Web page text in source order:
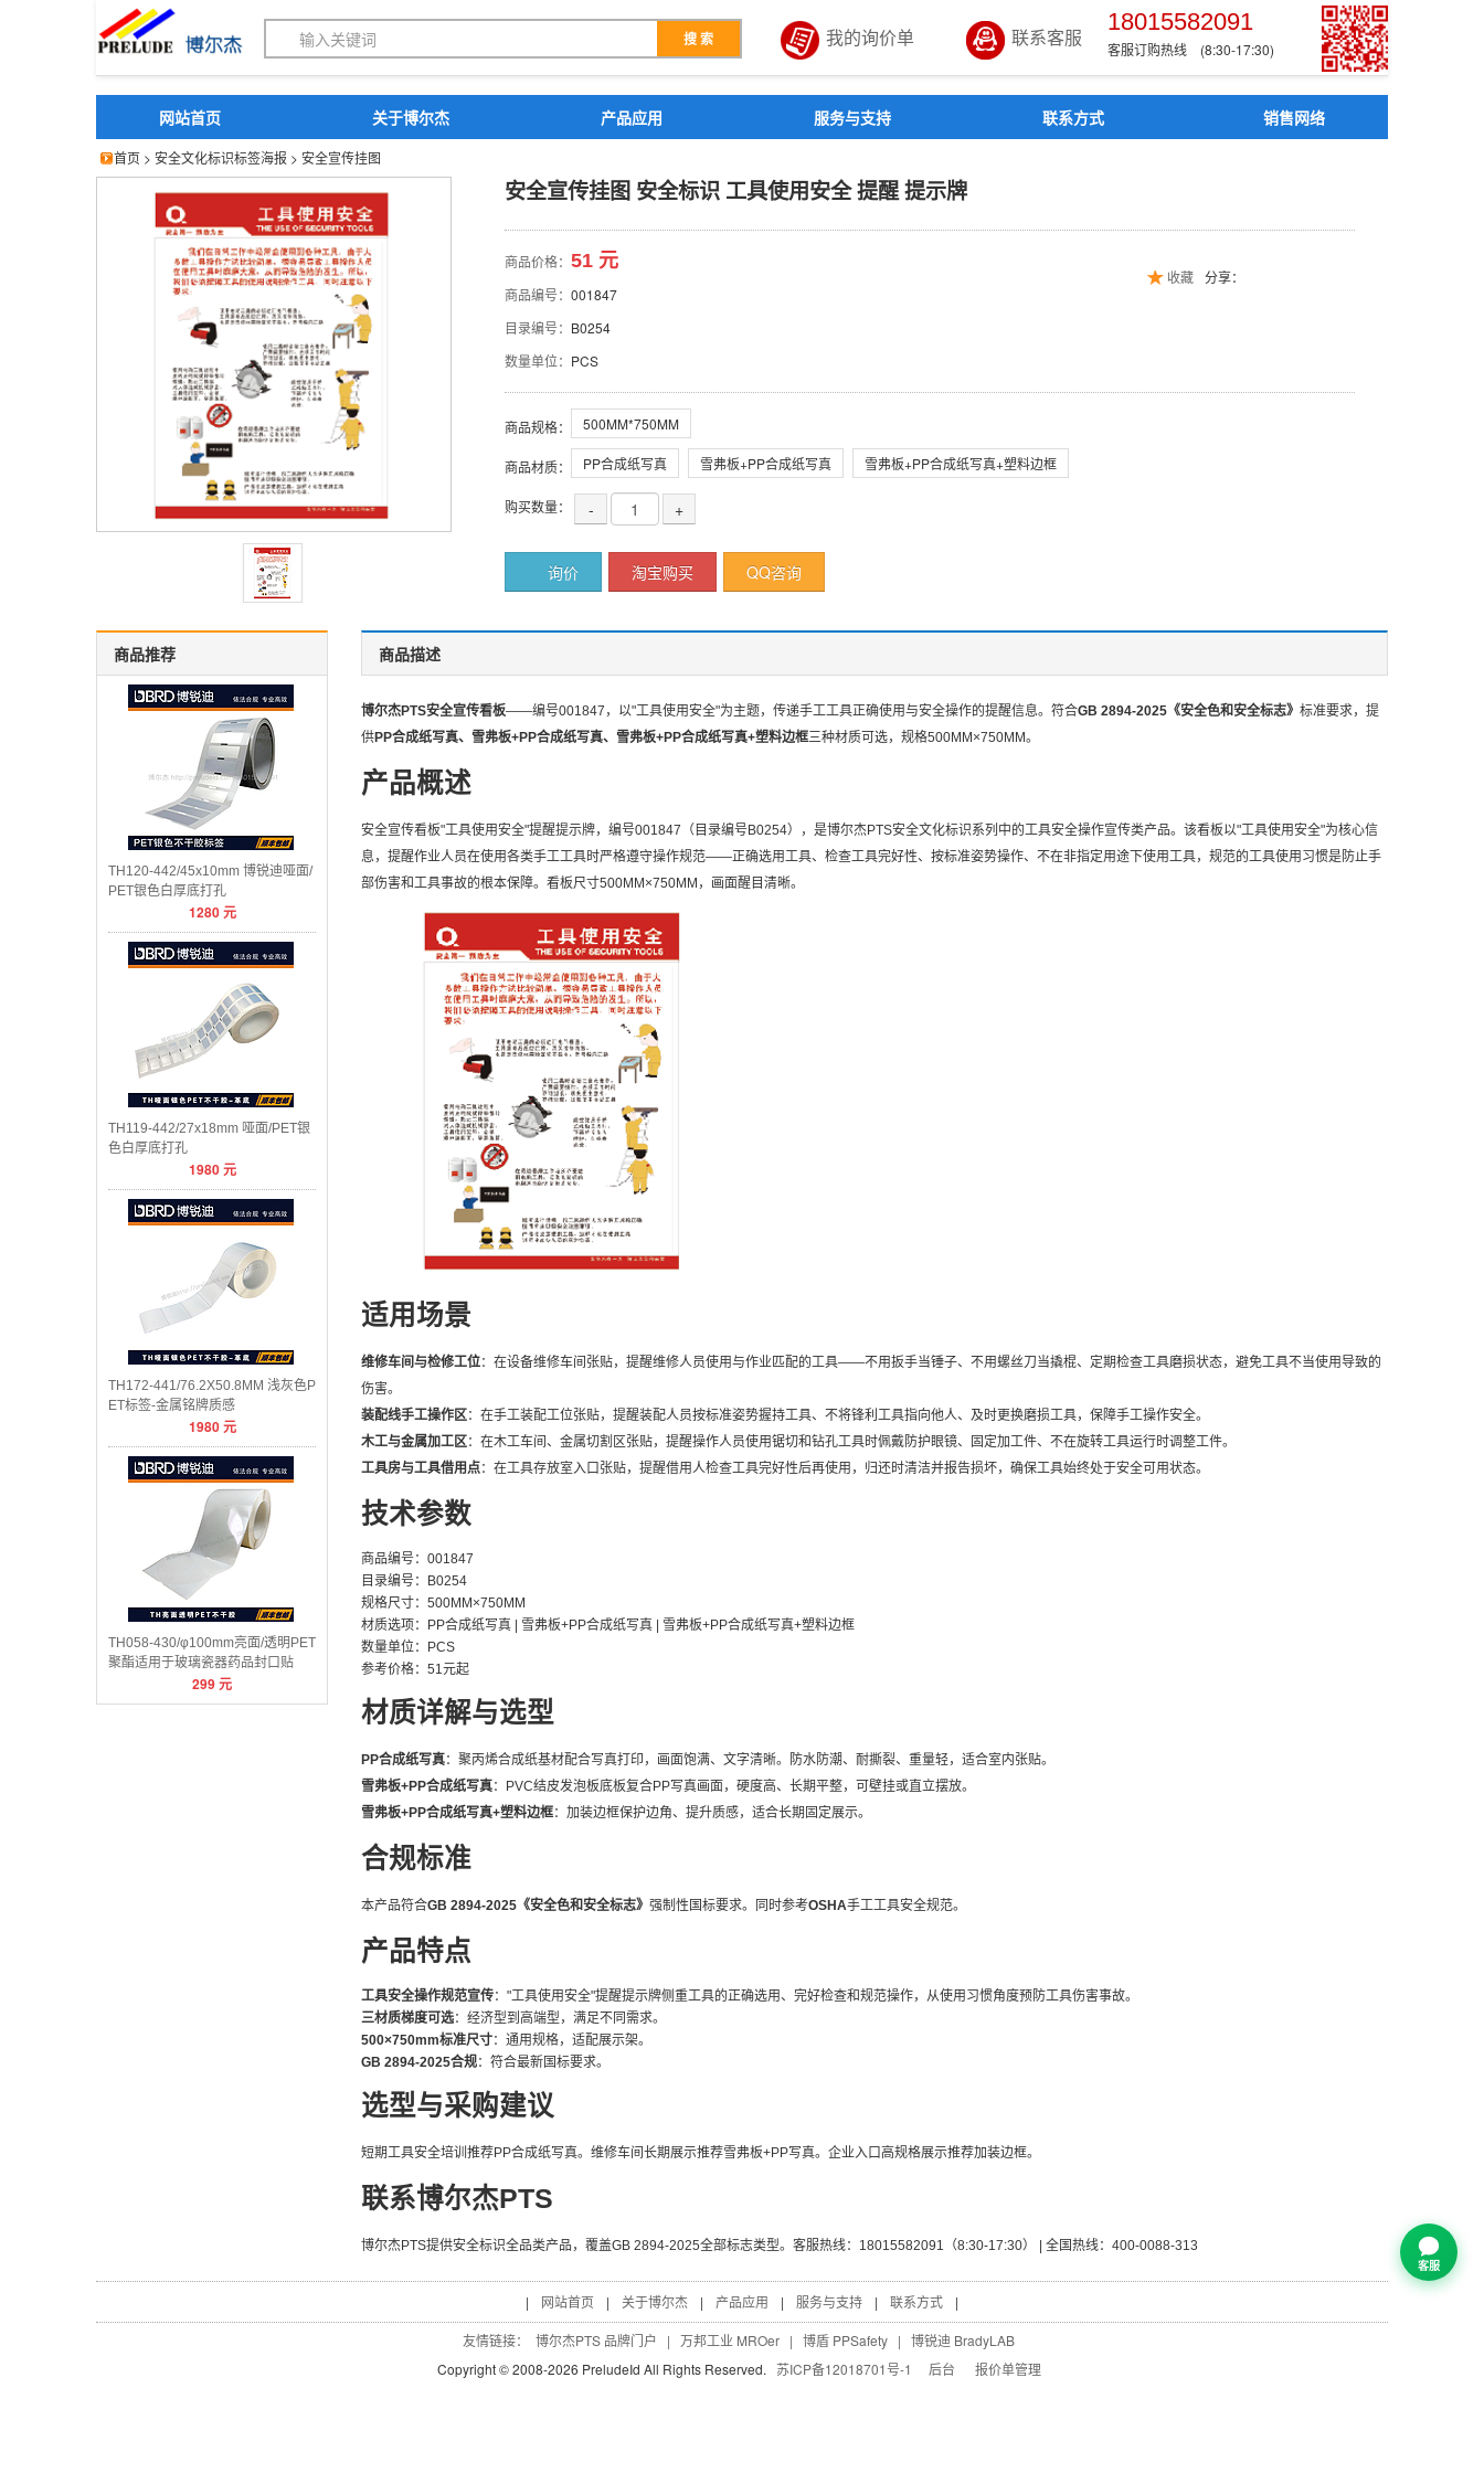
博尔杰PTS - 工业标识解决方案
搜 索 我的询价单 联系客服
18015582091
客服订购热线 (8:30-17:30)
网站首页 关于博尔杰 产品应用 服务与支持 联系方式 销售网络
首页 > 安全文化标识标签海报 > 安全宣传挂图
安全宣传挂图 安全标识 工具使用安全 提醒 提示牌
安全宣传挂图 安全标识 工具使用安全 提醒 提示牌
商品价格： 51 元
商品编号： 001847
目录编号： B0254
数量单位： PCS
商品规格： 500MM*750MM
商品材质： PP合成纸写真 雪弗板+PP合成纸写真 雪弗板+PP合成纸写真+塑料边框
购买数量： - +
询价 淘宝购买 QQ咨询
收藏 分享：
商品推荐
TH120-442/45x10mm 博锐迪哑面/
PET银色白厚底打孔
1280元
TH119-442/27x18mm 哑面/PET银
色白厚底打孔
1980元
TH172-441/76.2X50.8MM 浅灰色P
ET标签-金属铭牌质感
1980元
TH058-430/φ100mm亮面/透明PET
聚酯适用于玻璃瓷器药品封口贴
299元
商品描述
博尔杰PTS安全宣传看板——编号001847，以"工具使用安全"为主题，传递手工工具正确使用与安全操作的提醒信息。符合GB 2894-2025《安全色和安全标志》 标准要求，提
供PP合成纸写真、雪弗板+PP合成纸写真、雪弗板+PP合成纸写真+塑料边框三种材质可选，规格500MM×750MM。
产品概述
安全宣传看板"工具使用安全"提醒提示牌，编号001847（目录编号B0254），是博尔杰PTS安全文化标识系列中的工具安全操作宣传类产品。该看板以"工具使用安全"为核心信
息，提醒作业人员在使用各类手工工具时严格遵守操作规范——正确选用工具、检查工具完好性、按标准姿势操作、不在非指定用途下使用工具，规范的工具使用习惯是防止手
部伤害和工具事故的根本保障。看板尺寸500MM×750MM，画面醒目清晰。
适用场景
维修车间与检修工位：在设备维修车间张贴，提醒维修人员使用与作业匹配的工具——不用扳手当锤子、不用螺丝刀当撬棍、定期检查工具磨损状态，避免工具不当使用导致的
伤害。
装配线手工操作区：在手工装配工位张贴，提醒装配人员按标准姿势握持工具、不将锋利工具指向他人、及时更换磨损工具，保障手工操作安全。
木工与金属加工区：在木工车间、金属切割区张贴，提醒操作人员使用锯切和钻孔工具时佩戴防护眼镜、固定加工件、不在旋转工具运行时调整工件。
工具房与工具借用点：在工具存放室入口张贴，提醒借用人检查工具完好性后再使用，归还时清洁并报告损坏，确保工具始终处于安全可用状态。
技术参数
商品编号：001847
目录编号：B0254
规格尺寸：500MM×750MM
材质选项：PP合成纸写真 | 雪弗板+PP合成纸写真 | 雪弗板+PP合成纸写真+塑料边框
数量单位：PCS
参考价格：51元起
材质详解与选型
PP合成纸写真：聚丙烯合成纸基材配合写真打印，画面饱满、文字清晰。防水防潮、耐撕裂、重量轻，适合室内张贴。
雪弗板+PP合成纸写真：PVC结皮发泡板底板复合PP写真画面，硬度高、长期平整，可壁挂或直立摆放。
雪弗板+PP合成纸写真+塑料边框：加装边框保护边角、提升质感，适合长期固定展示。
合规标准
本产品符合GB 2894-2025《安全色和安全标志》 强制性国标要求。同时参考OSHA手工工具安全规范。
产品特点
工具安全操作规范宣传："工具使用安全"提醒提示牌侧重工具的正确选用、完好检查和规范操作，从使用习惯角度预防工具伤害事故。
三材质梯度可选：经济型到高端型，满足不同需求。
500×750mm标准尺寸：通用规格，适配展示架。
GB 2894-2025合规：符合最新国标要求。
选型与采购建议
短期工具安全培训推荐PP合成纸写真。维修车间长期展示推荐雪弗板+PP写真。企业入口高规格展示推荐加装边框。
联系博尔杰PTS
博尔杰PTS提供安全标识全品类产品，覆盖GB 2894-2025全部标志类型。客服热线：18015582091（8:30-17:30） | 全国热线：400-0088-313
| 网站首页 | 关于博尔杰 | 产品应用 | 服务与支持 | 联系方式 |
友情链接： 博尔杰PTS 品牌门户 | 万邦工业 MROer | 博盾 PPSafety | 博锐迪 BradyLAB
Copyright © 2008-2026 PreludeId All Rights Reserved. 苏ICP备12018701号-1 后台 报价单管理
客服